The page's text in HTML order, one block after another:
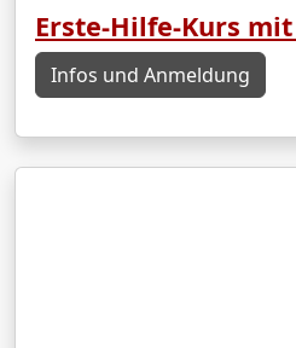
Erste-Hilfe-Kurs
Infos und Anmeldung